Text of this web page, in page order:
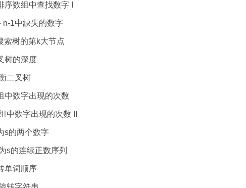
序数组中查找数字 I
n-1中缺失的数字
索树的第k大节点
树的深度
二叉树
中数字出现的次数
中数字出现的次数 II
s的两个数字
s的连续正数序列
单词顺序